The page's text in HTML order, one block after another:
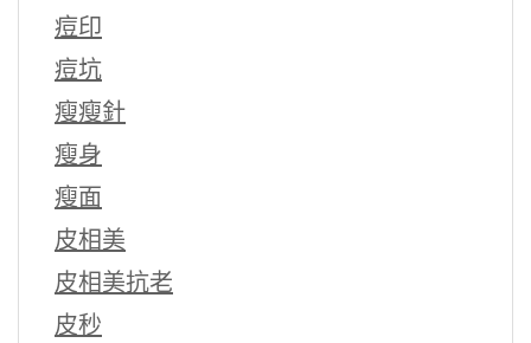
痘印
痘坑
瘦瘦針
瘦身
瘦面
皮相美
皮相美抗老
皮秒